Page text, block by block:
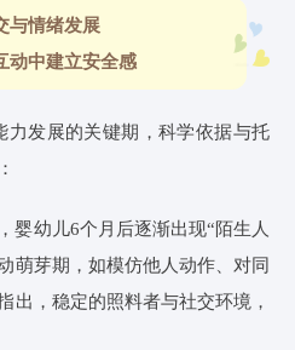
与情绪发展
动中建立安全感
力发展的关键期，科学依据与托
婴幼儿6个月后逐渐出现“陌生人
萌芽期，如模仿他人动作、对同
出，稳定的照料者与社交环境，